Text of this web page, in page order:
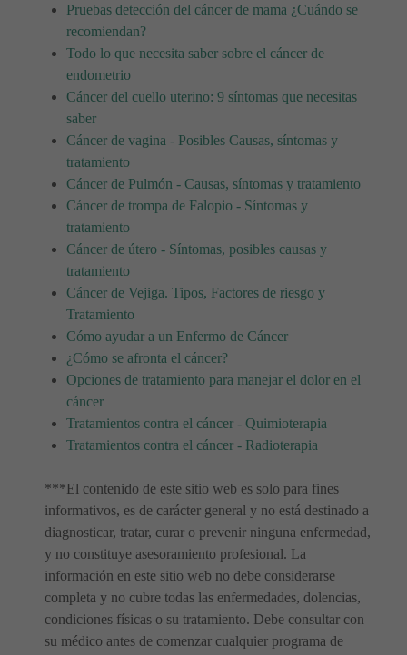
Pruebas detección del cáncer de mama ¿Cuándo se
recomiendan?
Todo lo que necesita saber sobre el cáncer de
endometrio
Cáncer del cuello uterino: 9 síntomas que necesitas
saber
Cáncer de vagina - Posibles Causas, síntomas y
tratamiento
Cáncer de Pulmón - Causas, síntomas y tratamiento
Cáncer de trompa de Falopio - Síntomas y
tratamiento
Cáncer de útero - Síntomas, posibles causas y
tratamiento
Cáncer de Vejiga. Tipos, Factores de riesgo y
Tratamiento
Cómo ayudar a un Enfermo de Cáncer
¿Cómo se afronta el cáncer?
Opciones de tratamiento para manejar el dolor en el
cáncer
Tratamientos contra el cáncer - Quimioterapia
Tratamientos contra el cáncer - Radioterapia
***El contenido de este sitio web es solo para fines
informativos, es de carácter general y no está destinado a
diagnosticar, tratar, curar o prevenir ninguna enfermedad,
y no constituye asesoramiento profesional. La
información en este sitio web no debe considerarse
completa y no cubre todas las enfermedades, dolencias,
condiciones físicas o su tratamiento. Debe consultar con
su médico antes de comenzar cualquier programa de